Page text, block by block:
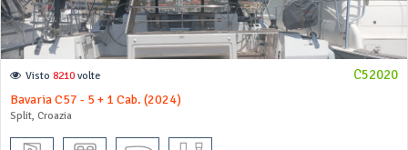
C52020
Visto 8210 volte
Bavaria C57 - 5 + 1 Cab. (2024)
Split, Croazia